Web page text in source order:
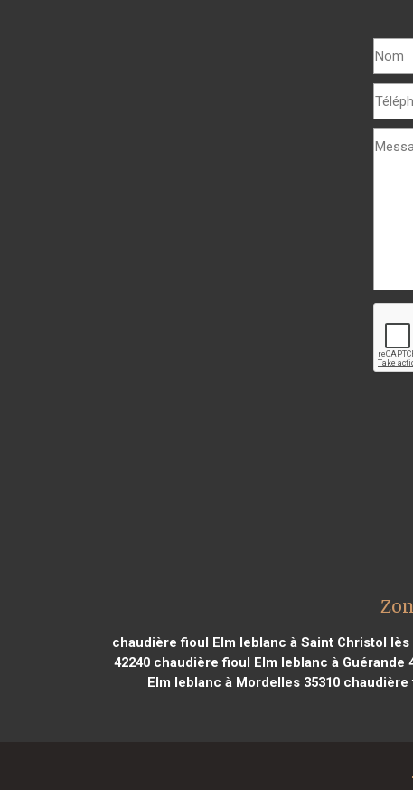
chaudière fioul Elm leblanc à Saint Christol lès
42240chaudière fioul Elm leblanc à Guérande
Elm leblanc à Mordelles 35310 chaudière